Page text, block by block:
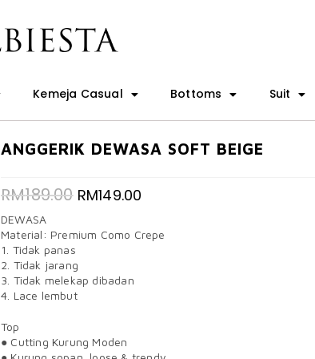
Kemeja Casual Bottoms Suit
ANGGERIK DEWASA SOFT BEIGE
RM189.00 RM149.00
DEWASA
Material: Premium Como Crepe
1. Tidak panas
2. Tidak jarang
3. Tidak melekap dibadan
4. Lace lembut
Top
● Cutting Kurung Moden